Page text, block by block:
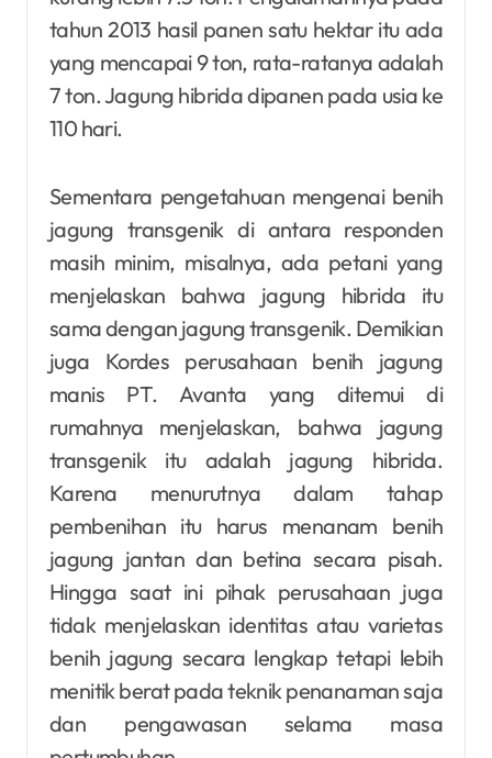
tahun 2013 hasil panen satu hektar itu ada
yang mencapai 9 ton, rata-ratanya adalah
7 ton. Jagung hibrida dipanen pada usia ke
110 hari.
Sementara pengetahuan mengenai benih
jagung transgenik di antara responden
masih minim, misalnya, ada petani yang
menjelaskan bahwa jagung hibrida itu
sama dengan jagung transgenik. Demikian
juga Kordes perusahaan benih jagung
manis PT. Avanta yang ditemui di
rumahnya menjelaskan, bahwa jagung
transgenik itu adalah jagung hibrida.
Karena menurutnya dalam tahap
pembenihan itu harus menanam benih
jagung jantan dan betina secara pisah.
Hingga saat ini pihak perusahaan juga
tidak menjelaskan identitas atau varietas
benih jagung secara lengkap tetapi lebih
menitik berat pada teknik penanaman saja
dan pengawasan selama masa